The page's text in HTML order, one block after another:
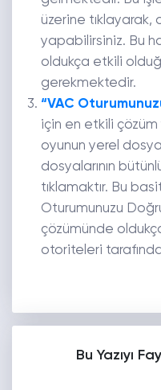
üzerine tıklayarak,
yapabilirsiniz. Bu
oldukça etkili
gerekmektedir.
“VAC
için en etkili
oyunun yerel
dosyalarının
tıklamaktır. Bu
Oturumunuzu
çözümünde
otoriteleri
Bu Yazıyı